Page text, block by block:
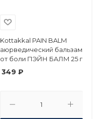
Kottakkal PAIN BALM
аюрведический бальзам
от боли ПЭЙН БАЛМ 25 г
349 ₽